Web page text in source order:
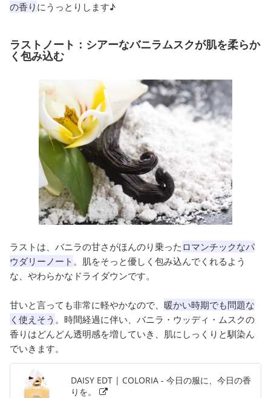
の香り にうっとりします♪
ラストノート：シアーなバニラムスクが肌を柔らか
く包み込む
ラストは、バニラの甘さがほんのり乗った ロマンチックなパ
ウダリーノート 。肌をそっと優しく包み込んでくれるよう
な、やわらかなドライダウンです。
甘いと言っても非常に軽やかなので、 暖かい時期でも問題な
く使えそう 。時間経過に伴い、バニラ・ウッディ・ムスクの
香りはどんどん透明感を増していき、肌にしっくりと馴染ん
でいきます。
DAISY EDT | COLORIA - 今日の服に、今日の香
りを。